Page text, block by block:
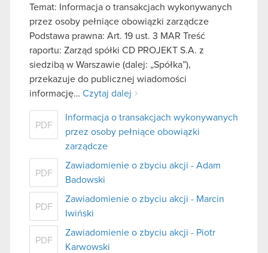
Temat: Informacja o transakcjach wykonywanych
przez osoby pełniące obowiązki zarządcze
Podstawa prawna: Art. 19 ust. 3 MAR Treść
raportu: Zarząd spółki CD PROJEKT S.A. z
siedzibą w Warszawie (dalej: „Spółka”),
przekazuje do publicznej wiadomości
informację… Czytaj dalej
PDF
Informacja o transakcjach wykonywanych
przez osoby pełniące obowiązki
zarządcze
PDF
Zawiadomienie o zbyciu akcji - Adam
Badowski
PDF
Zawiadomienie o zbyciu akcji - Marcin
Iwiński
PDF
Zawiadomienie o zbyciu akcji - Piotr
Karwowski